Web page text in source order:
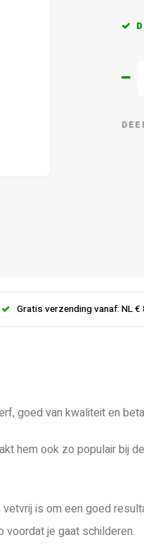
Gratis verzending vanaf: NL €
goed van kwaliteit en
hem ook zo populair bij
is om een goed
voordat je gaat schilderen.